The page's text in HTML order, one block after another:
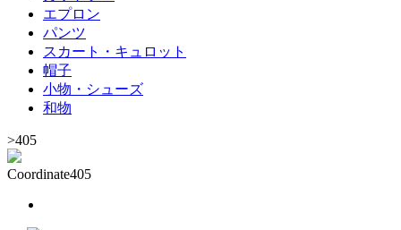
エプロン
パンツ
スカート・キュロット
帽子
小物・シューズ
和物
>405
Coordinate405